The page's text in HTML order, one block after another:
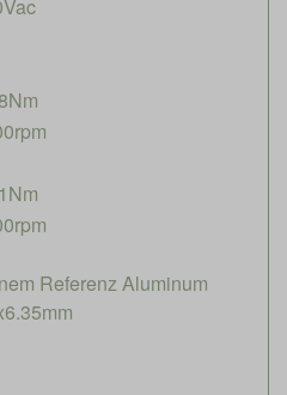
Referenz Aluminum